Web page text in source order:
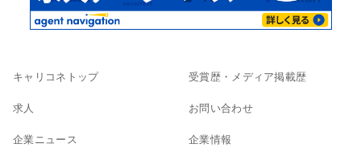
キャリコネトップ
求人
企業ニュース
受賞歴・メディア掲載歴
お問い合わせ
企業情報